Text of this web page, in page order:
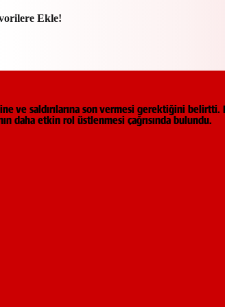
Ekle!
ve saldırılarına son vermesi gerektiğini belirtti.
daha etkin rol üstlenmesi çağrısında bulundu.